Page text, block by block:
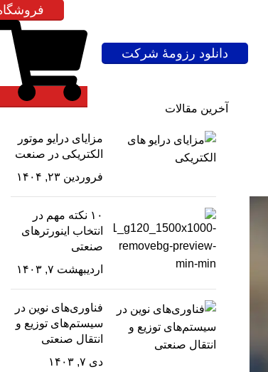
دانلود رزومۀ شرکت
آخرین مقالات
مزایای درایو موتور
الکتریکی در صنعت
فروردین ۲۳, ۱۴۰۴
۱۰ نکته مهم در
انتخاب اینورترهای
صنعتی
اردیبهشت ۷, ۱۴۰۳
فناوری‌های نوین در
سیستم‌های توزیع و
انتقال صنعتی
دی ۷, ۱۴۰۳